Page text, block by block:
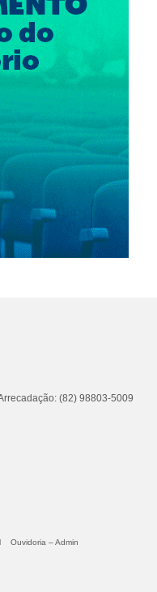
(82) 98803-5009
Ouvidoria – Admin